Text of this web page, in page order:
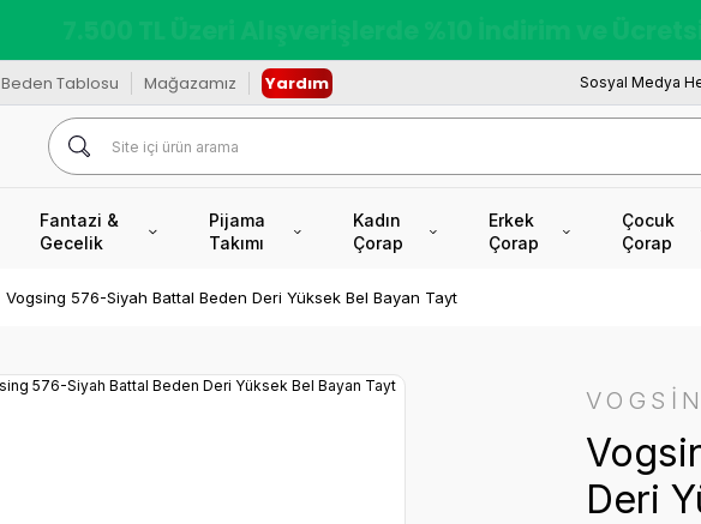
Beden Tablosu Mağazamız Yardım Sosyal Medya
Fantazi &
Gecelik
Pijama
Takımı
Kadın
Çorap
Erkek
Çorap
Çocuk
Çorap
Vogsing 576-Siyah Battal Beden Deri Yüksek Bel Bayan Tayt
Deri